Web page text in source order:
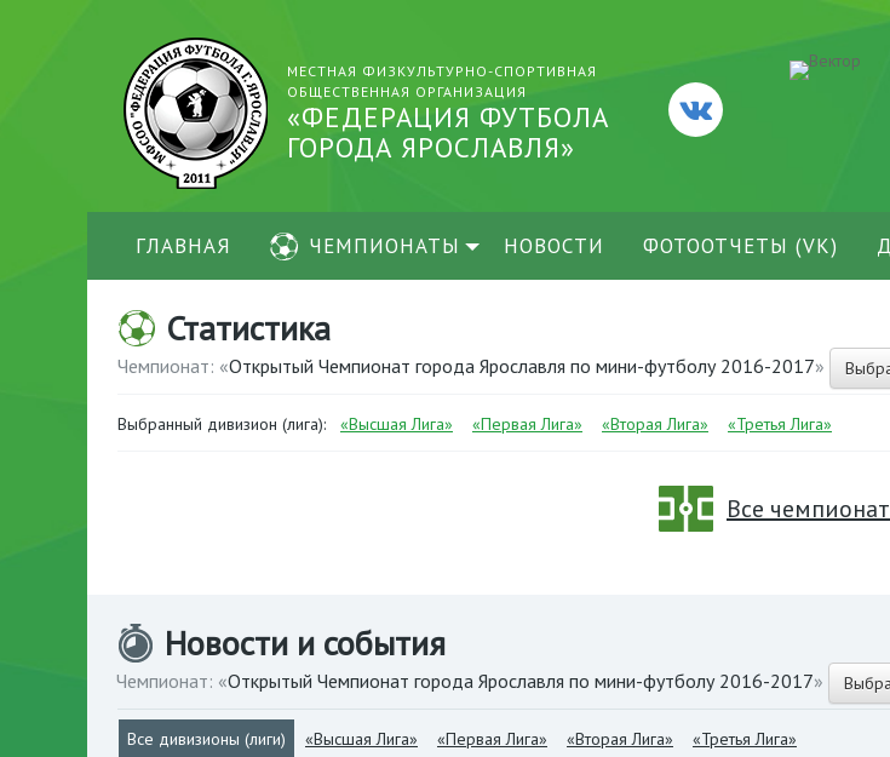
МЕСТНАЯ ФИЗКУЛЬТУРНО-СПОРТИВНАЯ
ОБЩЕСТВЕННАЯ ОРГАНИЗАЦИЯ
«ФЕДЕРАЦИЯ ФУТБОЛА
ГОРОДА ЯРОСЛАВЛЯ»
ГЛАВНАЯ ЧЕМПИОНАТЫ НОВОСТИ ФОТООТЧЕТЫ (VK)
Статистика
Чемпионат: «Открытый Чемпионат города Ярославля по мини-футболу 2016-2017»
Выбранный дивизион (лига): «Высшая Лига» «Первая Лига» «Вторая Лига» «Третья Лига»
Все
Новости и события
Чемпионат: «Открытый Чемпионат города Ярославля по мини-футболу 2016-2017»
Все дивизионы (лиги) «Высшая Лига» «Первая Лига» «Вторая Лига» «Третья Лига»